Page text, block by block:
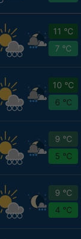
11 °C
7 °C
10 °C
6 °C
9 °C
5 °C
9 °C
4 °C